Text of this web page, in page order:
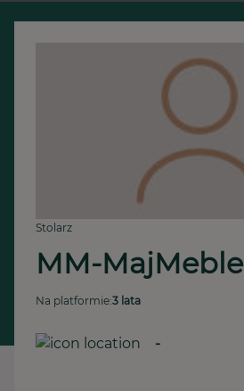
Stolarz
MM-MajMeble
Na platformie:3 lata
-